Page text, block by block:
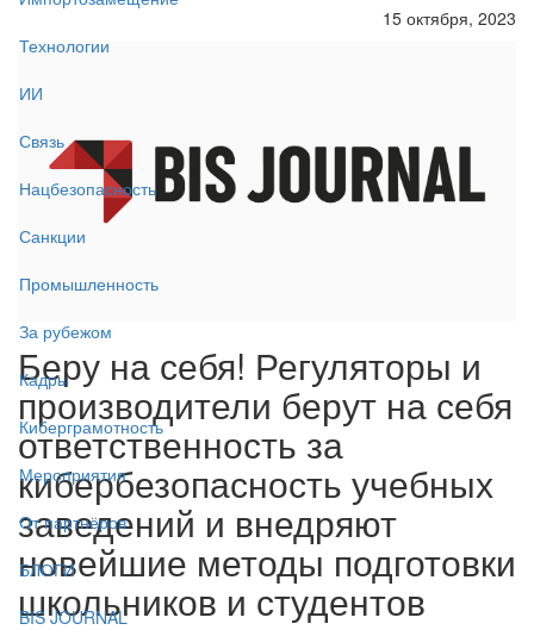
Технологии
ИИ
Связь
Нацбезопасность
Санкции
Промышленность
За рубежом
Кадры
Киберграмотность
Мероприятия
От партнёров
БЛОГИ
BIS JOURNAL
15 октября, 2023
Беру на себя! Регуляторы и
производители берут на себя
ответственность за
кибербезопасность учебных
заведений и внедряют
новейшие методы подготовки
школьников и студентов